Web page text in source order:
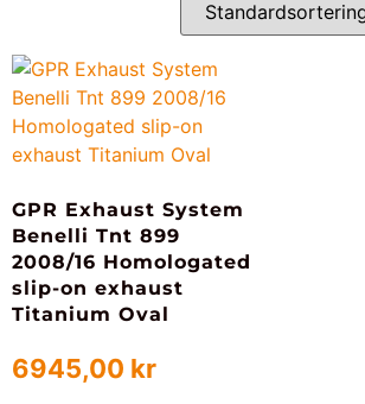
GPR Exhaust System
Benelli Tnt 899
2008/16 Homologated
slip-on exhaust
Titanium Oval
6945,00 kr